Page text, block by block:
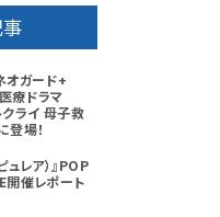
オガード+
療ドラマ
クライ 母子救
登場！
ュレア）』POP
催レポート